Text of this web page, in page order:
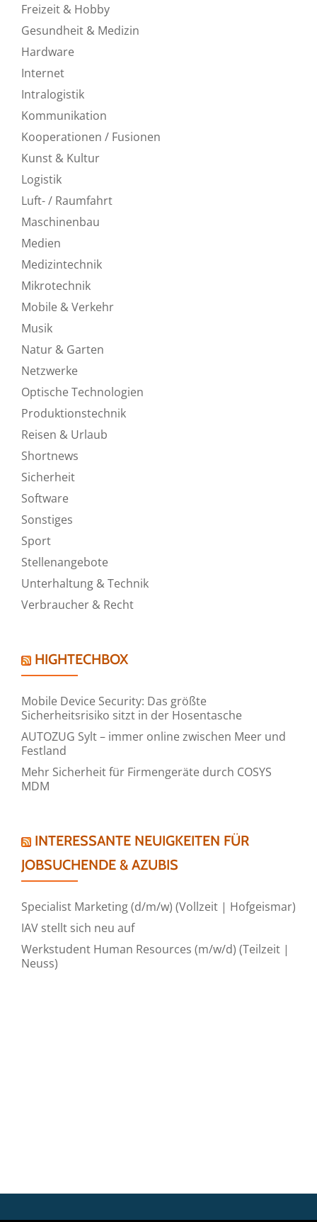
Freizeit & Hobby
Gesundheit & Medizin
Hardware
Internet
Intralogistik
Kommunikation
Kooperationen / Fusionen
Kunst & Kultur
Logistik
Luft- / Raumfahrt
Maschinenbau
Medien
Medizintechnik
Mikrotechnik
Mobile & Verkehr
Musik
Natur & Garten
Netzwerke
Optische Technologien
Produktionstechnik
Reisen & Urlaub
Shortnews
Sicherheit
Software
Sonstiges
Sport
Stellenangebote
Unterhaltung & Technik
Verbraucher & Recht
HIGHTECHBOX
Mobile Device Security: Das größte
Sicherheitsrisiko sitzt in der Hosentasche
AUTOZUG Sylt – immer online zwischen Meer und
Festland
Mehr Sicherheit für Firmengeräte durch COSYS
MDM
INTERESSANTE NEUIGKEITEN FÜR
JOBSUCHENDE & AZUBIS
Specialist Marketing (d/m/w) (Vollzeit | Hofgeismar)
IAV stellt sich neu auf
Werkstudent Human Resources (m/w/d) (Teilzeit |
Neuss)